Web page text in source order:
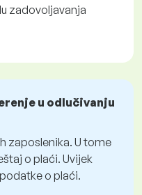
zadovoljavanja
u odlučivanju
zaposlenika. U tome
o plaći. Uvijek
o plaći.